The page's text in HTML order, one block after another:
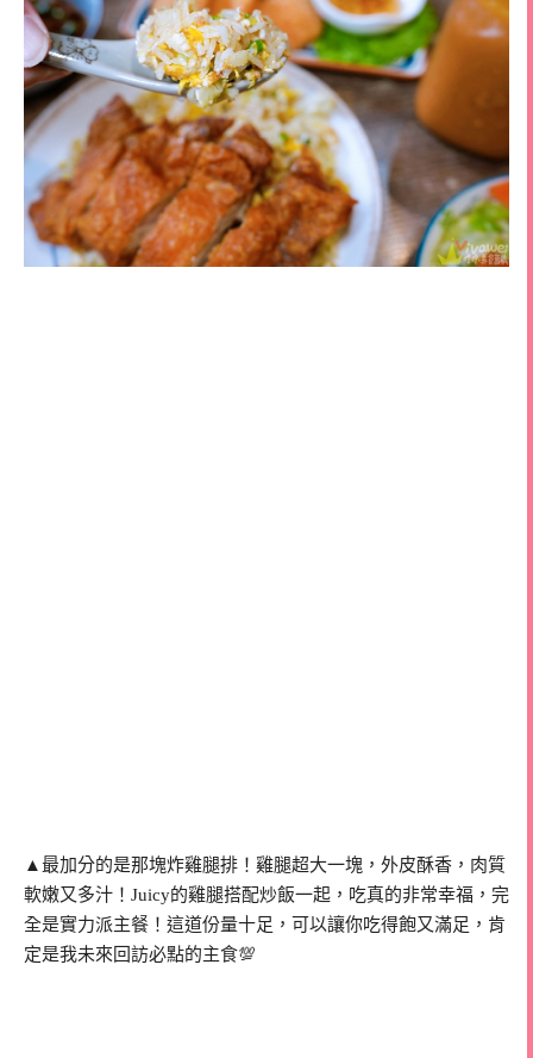
▲最加分的是那塊炸雞腿排！雞腿超大一塊，外皮酥香，肉質
軟嫩又多汁！Juicy的雞腿搭配炒飯一起，吃真的非常幸福，完
全是實力派主餐！這道份量十足，可以讓你吃得飽又滿足，肯
定是我未來回訪必點的主食💯